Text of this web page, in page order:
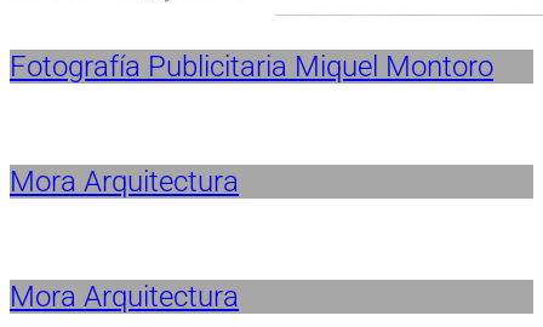
Fotografía Publicitaria Miquel Montoro
Mora Arquitectura
Mora Arquitectura